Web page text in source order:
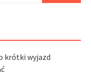
krótki wyjazd